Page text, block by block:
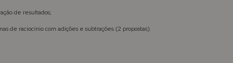
de resultados;
de raciocínio com adições e subtrações (2 propostas).